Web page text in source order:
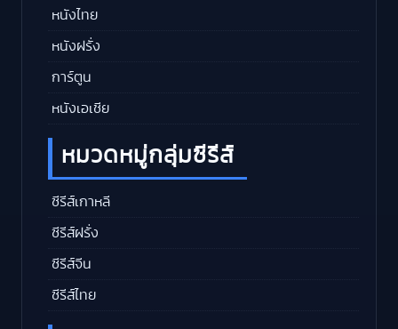
หนังไทย
หนังฝรั่ง
การ์ตูน
หนังเอเชีย
หมวดหมู่กลุ่มซีรีส์
ซีรีส์เกาหลี
ซีรีส์ฝรั่ง
ซีรีส์จีน
ซีรีส์ไทย